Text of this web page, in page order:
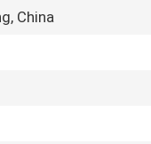
China